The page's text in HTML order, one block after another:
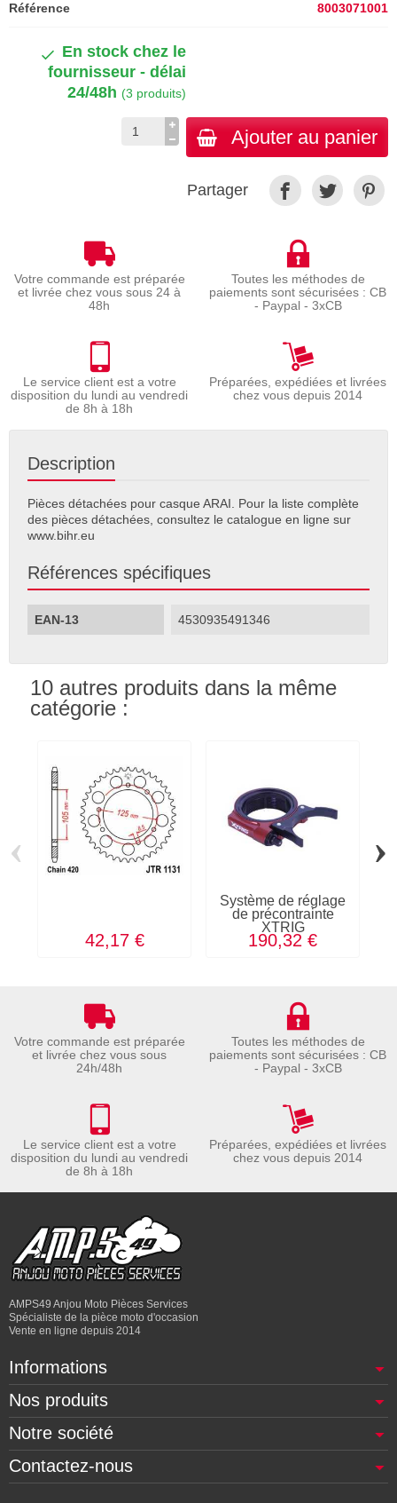
Référence 8003071001
En stock chez le
fournisseur - délai
24/48h (3 produits)
Ajouter au panier
Partager
Votre commande est préparée
et livrée chez vous sous 24 à
48h
Toutes les méthodes de
paiements sont sécurisées : CB
- Paypal - 3xCB
Le service client est a votre
disposition du lundi au vendredi
de 8h à 18h
Préparées, expédiées et livrées
chez vous depuis 2014
Description
Pièces détachées pour casque ARAI. Pour la liste complète
des pièces détachées, consultez le catalogue en ligne sur
www.bihr.eu
Références spécifiques
EAN-13 4530935491346
10 autres produits dans la même
catégorie :
42,17 €
Système de réglage
de précontrainte
XTRIG
190,32 €
‹ ›
Votre commande est préparée
et livrée chez vous sous
24h/48h
Toutes les méthodes de
paiements sont sécurisées : CB
- Paypal - 3xCB
Le service client est a votre
disposition du lundi au vendredi
de 8h à 18h
Préparées, expédiées et livrées
chez vous depuis 2014
AMPS49 Anjou Moto Pièces Services
Spécialiste de la pièce moto d'occasion
Vente en ligne depuis 2014
Informations
Nos produits
Notre société
Contactez-nous